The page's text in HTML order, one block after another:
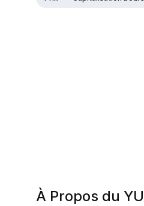
À Propos du